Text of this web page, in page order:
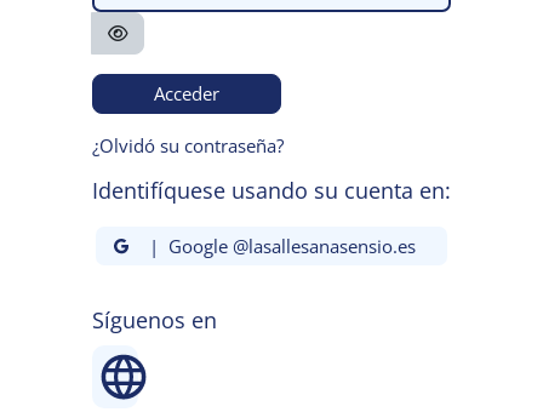
Acceder
¿Olvidó su contraseña?
Identifíquese usando su cuenta en:
| Google @lasallesanasensio.es
Síguenos en